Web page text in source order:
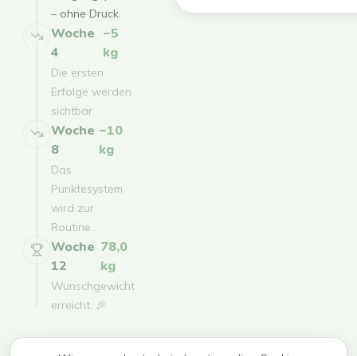
– ohne Druck.
Woche
4
−5
kg
Die ersten
Erfolge werden
sichtbar.
Woche
8
−10
kg
Das
Punktesystem
wird zur
Routine.
Woche
12
78,0
kg
Wunschgewicht
erreicht. 🎉